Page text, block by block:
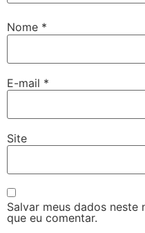
Nome *
E-mail *
Site
Salvar meus dados
que eu comentar.